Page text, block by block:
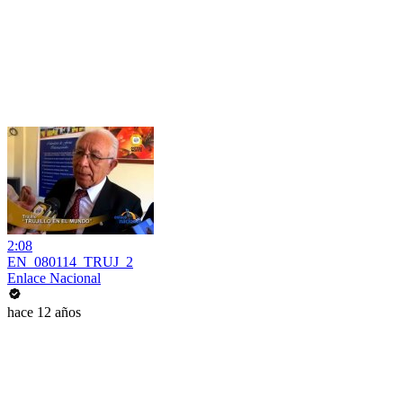
2:08
EN_080114_TRUJ_2
Enlace Nacional
hace 12 años